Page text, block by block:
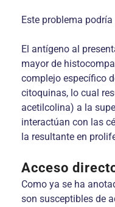
Este problema
El antígeno al
mayor de
complejo específico
citoquinas, lo cual
acetilcolina) a la
interactúan con las
la resultante en
Acceso
Como ya se ha
son susceptibles de